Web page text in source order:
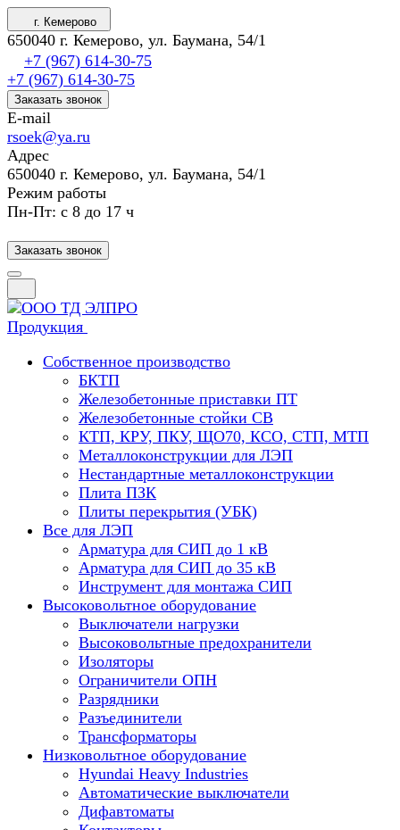
г. Кемерово
650040 г. Кемерово, ул. Баумана, 54/1
+7 (967) 614-30-75
+7 (967) 614-30-75
Заказать звонок
E-mail
rsoek@ya.ru
Адрес
650040 г. Кемерово, ул. Баумана, 54/1
Режим работы
Пн-Пт: с 8 до 17 ч
Заказать звонок
Продукция
Собственное производство
БКТП
Железобетонные приставки ПТ
Железобетонные стойки СВ
КТП, КРУ, ПКУ, ЩО70, КСО, СТП, МТП
Металлоконструкции для ЛЭП
Нестандартные металлоконструкции
Плита ПЗК
Плиты перекрытия (УБК)
Все для ЛЭП
Арматура для СИП до 1 кВ
Арматура для СИП до 35 кВ
Инструмент для монтажа СИП
Высоковольтное оборудование
Выключатели нагрузки
Высоковольтные предохранители
Изоляторы
Ограничители ОПН
Разрядники
Разъединители
Трансформаторы
Низковольтное оборудование
Hyundai Heavy Industries
Автоматические выключатели
Дифавтоматы